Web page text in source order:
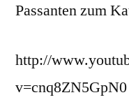
Passanten zum
http://
v=cnq8ZN5GpN0